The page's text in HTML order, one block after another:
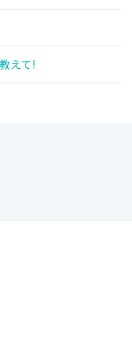
えて!